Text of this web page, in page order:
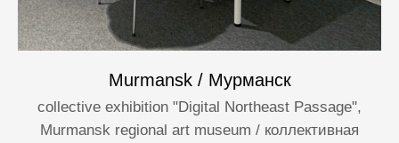
Murmansk / Мурманск
collective exhibition "Digital Northeast Passage",
Murmansk regional art museum / коллективная